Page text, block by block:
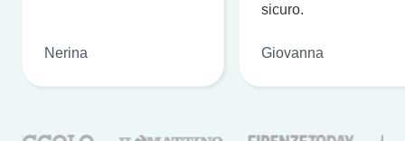
Nerina
sicuro.
Giovanna